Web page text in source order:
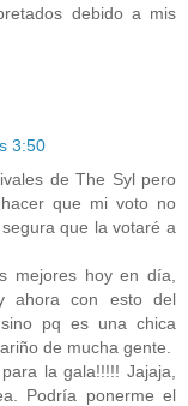
debido a mis
3:50
de The Syl pero
que mi voto no
que la votaré a
mejores hoy en día,
ahora con esto del
pq es una chica
de mucha gente.
la gala!!!!! Jajaja,
Podría ponerme el